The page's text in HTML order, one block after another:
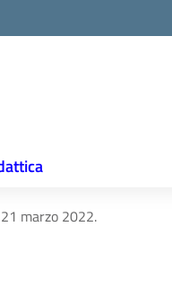
marzo 2022.